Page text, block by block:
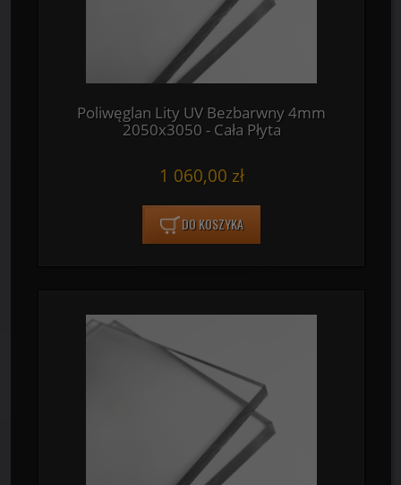
Poliwęglan Lity UV Bezbarwny 4mm
2050x3050 - Cała Płyta
1 060,00 zł
DO KOSZYKA